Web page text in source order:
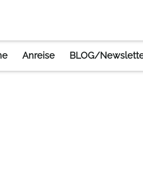
Anreise BLOG/